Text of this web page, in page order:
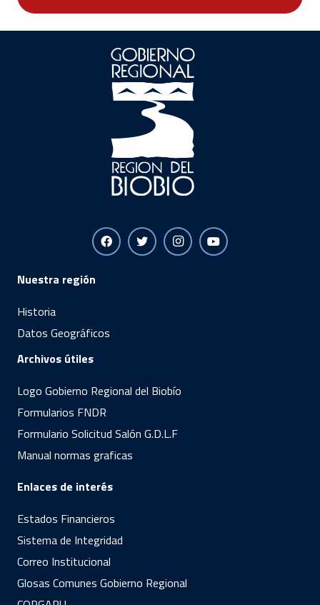
Nuestra región
Historia
Datos Geográficos
Archivos útiles
Logo Gobierno Regional del Biobío
Formularios FNDR
Formulario Solicitud Salón G.D.L.F
Manual normas graficas
Enlaces de interés
Estados Financieros
Sistema de Integridad
Correo Institucional
Glosas Comunes Gobierno Regional